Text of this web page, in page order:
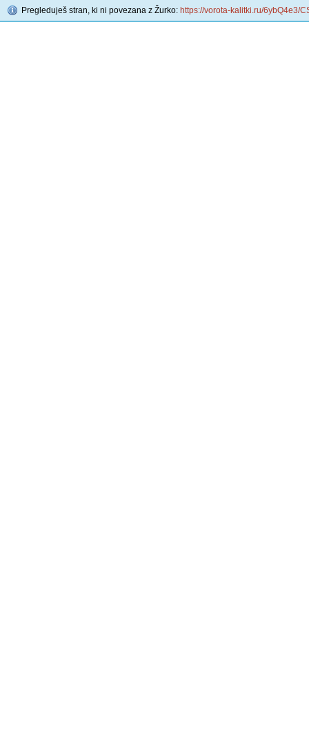
Pregleduješ stran, ki ni povezana z Žurko: https://vorota-kalitki.ru/6ybQ4e3/